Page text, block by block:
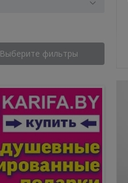
Выберите фильтры